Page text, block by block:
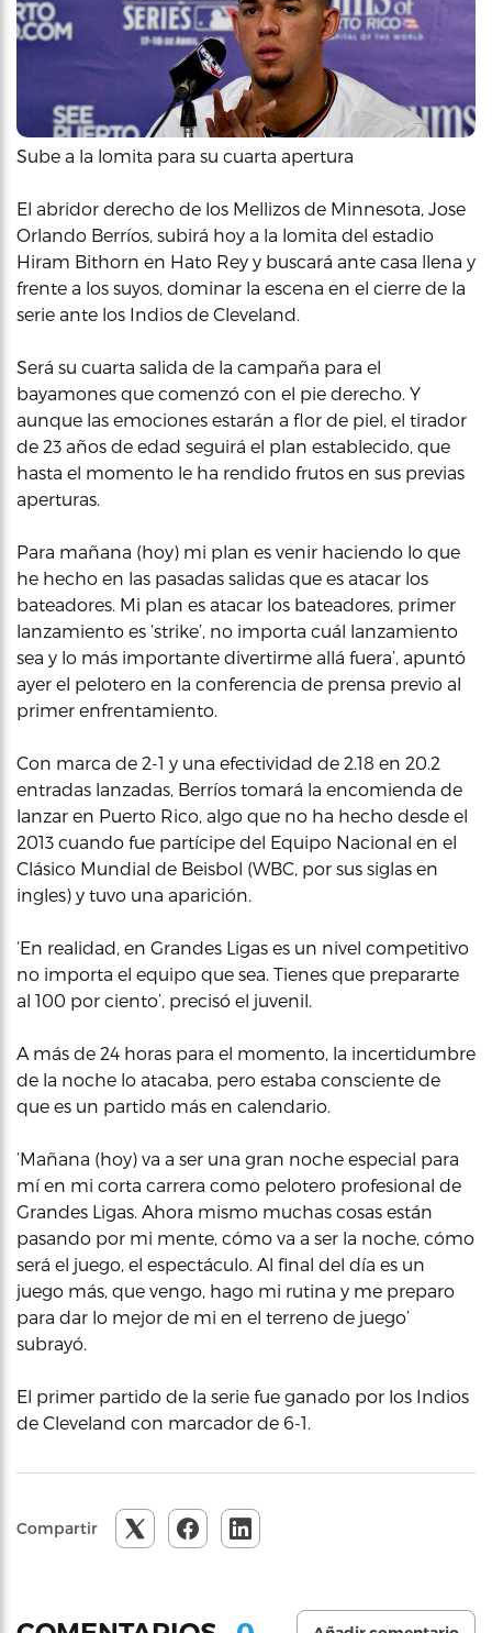
Sube a la lomita para su cuarta apertura
El abridor derecho de los Mellizos de Minnesota, Jose
Orlando Berríos, subirá hoy a la lomita del estadio
Hiram Bithorn en Hato Rey y buscará ante casa llena y
frente a los suyos, dominar la escena en el cierre de la
serie ante los Indios de Cleveland.
Será su cuarta salida de la campaña para el
bayamones que comenzó con el pie derecho. Y
aunque las emociones estarán a flor de piel, el tirador
de 23 años de edad seguirá el plan establecido, que
hasta el momento le ha rendido frutos en sus previas
aperturas.
Para mañana (hoy) mi plan es venir haciendo lo que
he hecho en las pasadas salidas que es atacar los
bateadores. Mi plan es atacar los bateadores, primer
lanzamiento es ‘strike’, no importa cuál lanzamiento
sea y lo más importante divertirme allá fuera’, apuntó
ayer el pelotero en la conferencia de prensa previo al
primer enfrentamiento.
Con marca de 2-1 y una efectividad de 2.18 en 20.2
entradas lanzadas, Berríos tomará la encomienda de
lanzar en Puerto Rico, algo que no ha hecho desde el
2013 cuando fue partícipe del Equipo Nacional en el
Clásico Mundial de Beisbol (WBC, por sus siglas en
ingles) y tuvo una aparición.
‘En realidad, en Grandes Ligas es un nivel competitivo
no importa el equipo que sea. Tienes que prepararte
al 100 por ciento’, precisó el juvenil.
A más de 24 horas para el momento, la incertidumbre
de la noche lo atacaba, pero estaba consciente de
que es un partido más en calendario.
‘Mañana (hoy) va a ser una gran noche especial para
mí en mi corta carrera como pelotero profesional de
Grandes Ligas. Ahora mismo muchas cosas están
pasando por mi mente, cómo va a ser la noche, cómo
será el juego, el espectáculo. Al final del día es un
juego más, que vengo, hago mi rutina y me preparo
para dar lo mejor de mi en el terreno de juego’
subrayó.
El primer partido de la serie fue ganado por los Indios
de Cleveland con marcador de 6-1.
Compartir